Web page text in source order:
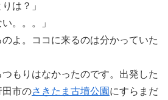
は？」
。。。」
よ。ココに来るのは分かっていた
もりはなかったのです。出発した
田市のさきたま古墳公園 にすらまだ